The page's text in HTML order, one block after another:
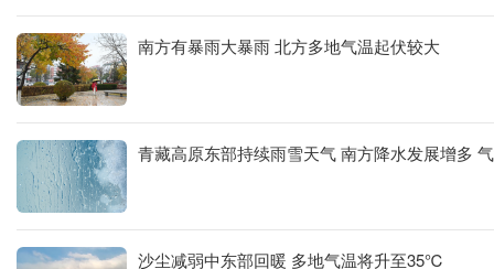
汉、江淮、江南、西南地区东部、华南北部、西藏东
地区有大雨。 南方有暴雨大暴雨 北方多地气温起伏较大
青藏高原东部持续雨雪天气 南方降水发展增多
沙尘减弱中东部回暖 多地气温将升至35℃